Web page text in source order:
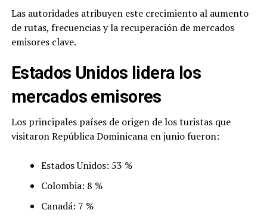
Las autoridades atribuyen este crecimiento al aumento
de rutas, frecuencias y la recuperación de mercados
emisores clave.
Estados Unidos lidera los
mercados emisores
Los principales países de origen de los turistas que
visitaron República Dominicana en junio fueron:
Estados Unidos: 53 %
Colombia: 8 %
Canadá: 7 %